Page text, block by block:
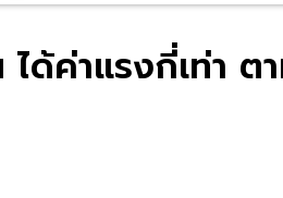
ได้ค่าแรงกี่เท่า